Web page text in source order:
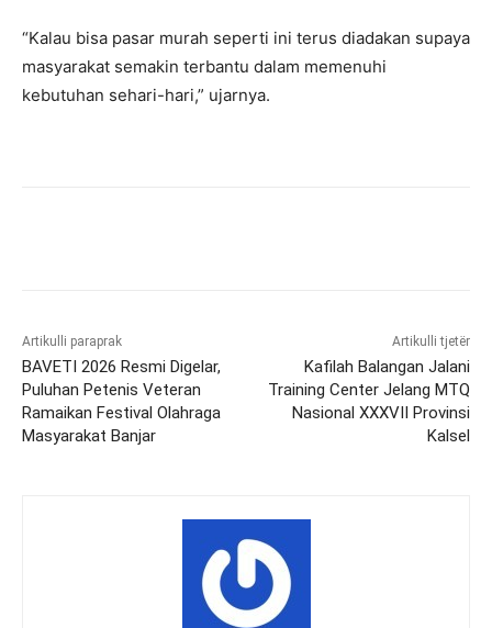
“Kalau bisa pasar murah seperti ini terus diadakan supaya
masyarakat semakin terbantu dalam memenuhi
kebutuhan sehari-hari,” ujarnya.
Artikulli paraprak
BAVETI 2026 Resmi Digelar,
Puluhan Petenis Veteran
Ramaikan Festival Olahraga
Masyarakat Banjar
Artikulli tjetër
Kafilah Balangan Jalani
Training Center Jelang MTQ
Nasional XXXVII Provinsi
Kalsel